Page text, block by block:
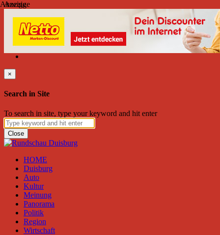
Sonntag, August 09, 2026
Friend on Facebook Follow on Twitter
Subscribe to RSS
Search
×
Search in Site
To search in site, type your keyword and hit enter
Close
HOME
Duisburg
Auto
Kultur
Meinung
Panorama
Politik
Region
Wirtschaft
Anzeige
Anzeige